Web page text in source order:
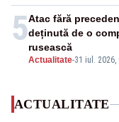
5
Actualitate-31 iul. 2026,
Atac fără
deținută de o
rusească
ACTUALITATE